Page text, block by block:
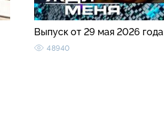
Выпуск от 29 мая 2026 года
48940